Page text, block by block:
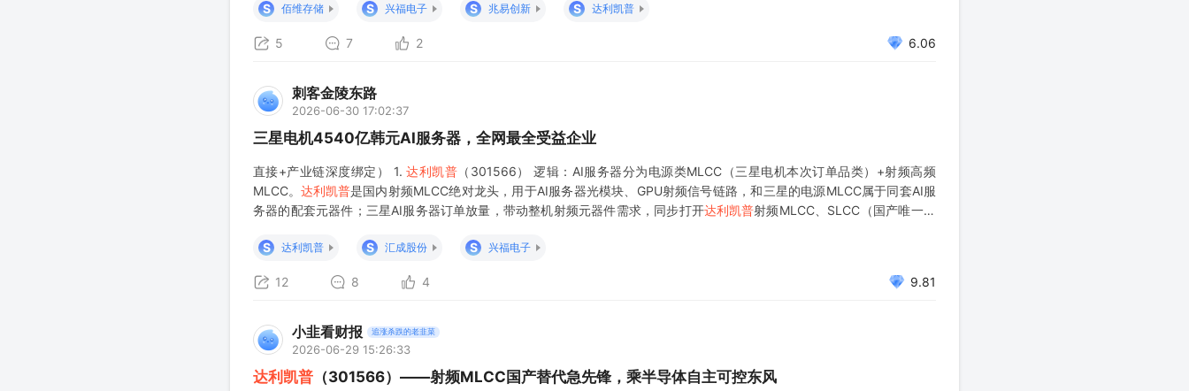
S 佰维存储 S 兴福电子 S 兆易创新 S 达利凯普
5 7 2 6.06
刺客金陵东路
2026-06-30 17:02:37
三星电机4540亿韩元AI服务器，全网最全受益企业
直接+产业链深度绑定） 1. 达利凯普 （301566） 逻辑：AI服务器分为电源类MLCC（三星电机本次订单品类）+射频高频
MLCC。 达利凯普是国内射频MLCC绝对龙头，用于AI服务器光模块、GPU射频信号链路，和三星的电源MLCC属于同套AI服
务器的配套元器件；三星AI服务器订单放量，带动整机射频元器件需求，同步打开达利凯普射频MLCC、SLCC（国产唯一）
S
达利凯普 S 汇成股份 S 兴福电子
12 8 4 9.81
小韭看财报 追涨杀跌的老韭菜
2026-06-29 15:26:33
达利凯普 （301566）——射频MLCC国产替代急先锋，乘半导体自主可控东风